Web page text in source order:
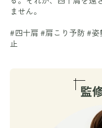
ません。
#四十肩 #肩こり予防 #
止